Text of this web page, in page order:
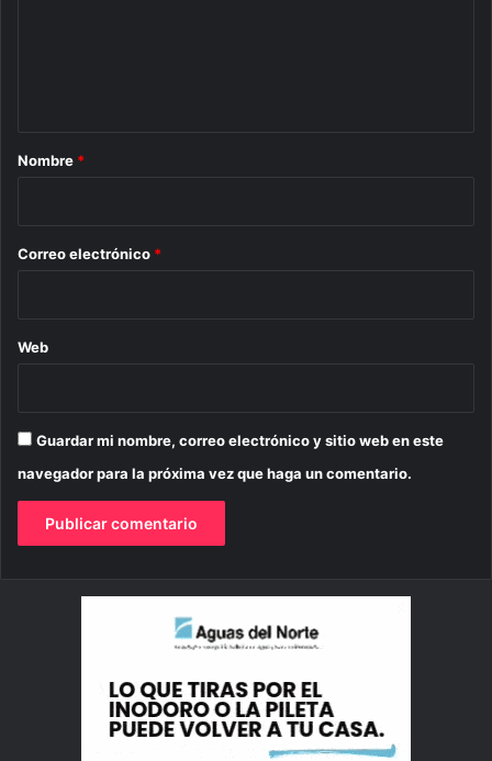
r
*
Nombre *
Correo electrónico *
Web
Guardar mi nombre, correo electrónico y sitio web en este
navegador para la próxima vez que haga un comentario.